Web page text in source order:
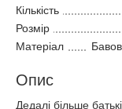
Кількість
Розмір
Матеріал
Опис
Дедалі більше